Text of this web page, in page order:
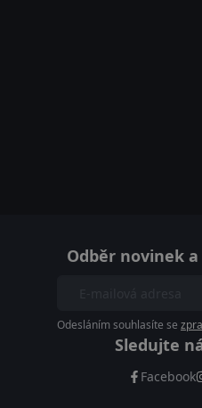
Odběr novinek
Odesláním souhlasíte se
Sledujte
Facebook